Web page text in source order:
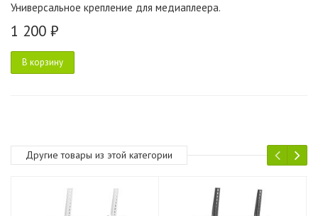
Универсальное крепление для медиаплеера.
1 200 ₽
В корзину
Другие товары из этой категории